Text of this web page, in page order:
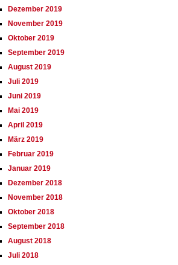
Dezember 2019
November 2019
Oktober 2019
September 2019
August 2019
Juli 2019
Juni 2019
Mai 2019
April 2019
März 2019
Februar 2019
Januar 2019
Dezember 2018
November 2018
Oktober 2018
September 2018
August 2018
Juli 2018